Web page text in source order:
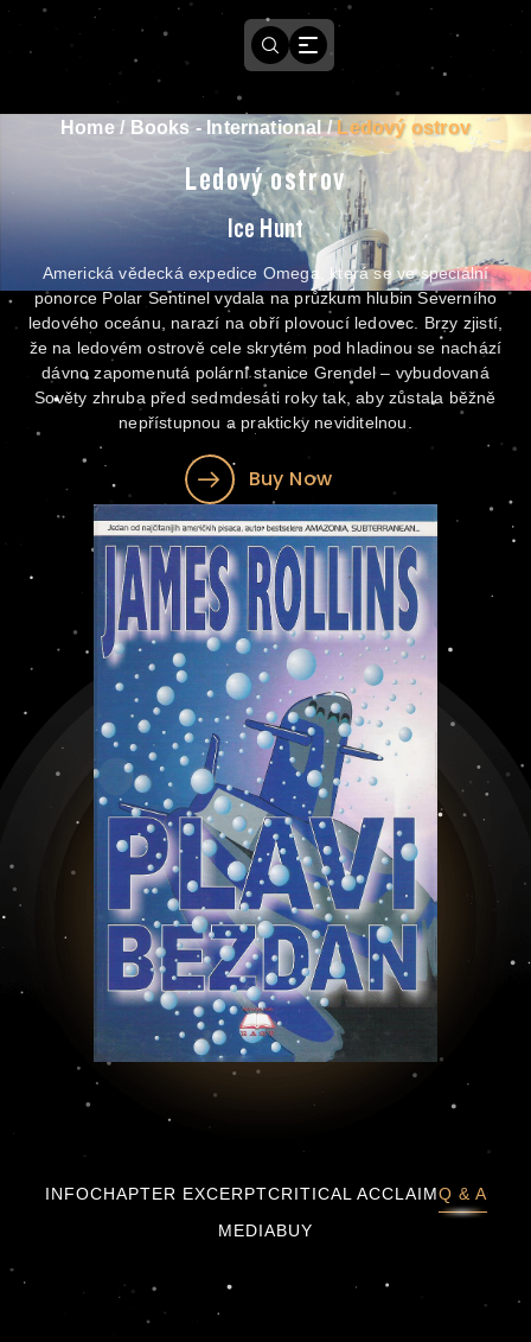
Home/ Books - International/Ledový ostrov
Ledový ostrov
Ice Hunt
Americká vědecká expedice Omega, která se ve speciální
ponorce Polar Sentinel vydala na průzkum hlubin Severního
ledového oceánu, narazí na obří plovoucí ledovec. Brzy zjistí,
že na ledovém ostrově cele skrytém pod hladinou se nachází
dávno zapomenutá polární stanice Grendel – vybudovaná
Sověty zhruba před sedmdesáti roky tak, aby zůstala běžně
nepřístupnou a prakticky neviditelnou.
Buy Now
INFOCHAPTER EXCERPTCRITICAL ACCLAIMQ & A
MEDIABUY